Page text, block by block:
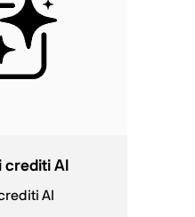
crediti AI
AI